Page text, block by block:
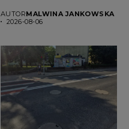
miejską...
AUTORMALWINA JANKOWSKA
2026-08-06